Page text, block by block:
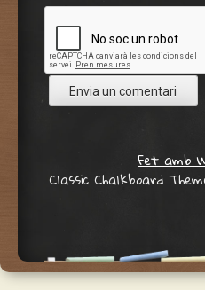
Fet amb
Classic Chalkboard